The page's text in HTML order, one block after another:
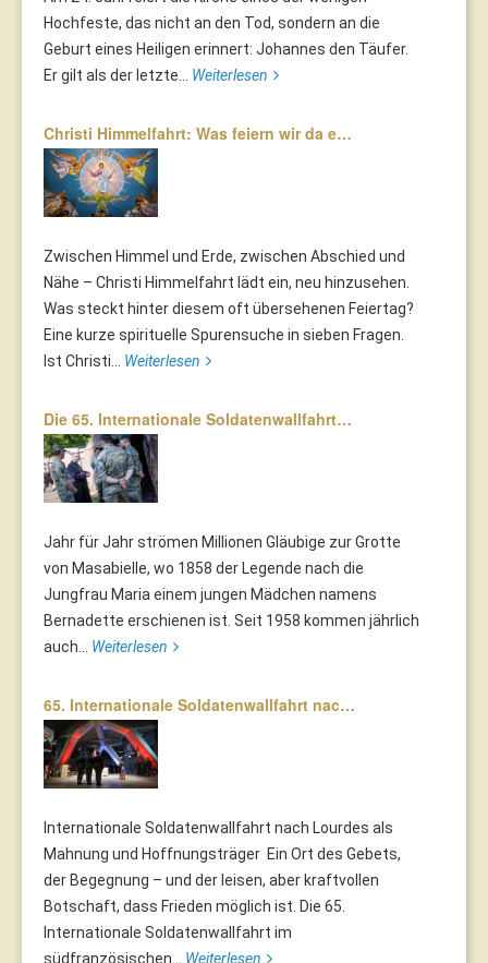
Hochfeste, das nicht an den Tod, sondern an die
Geburt eines Heiligen erinnert: Johannes den Täufer.
Er gilt als der letzte... Weiterlesen
Christi Himmelfahrt: Was feiern wir da e…
Zwischen Himmel und Erde, zwischen Abschied und
Nähe – Christi Himmelfahrt lädt ein, neu hinzusehen.
Was steckt hinter diesem oft übersehenen Feiertag?
Eine kurze spirituelle Spurensuche in sieben Fragen.
Ist Christi... Weiterlesen
Die 65. Internationale Soldatenwallfahrt…
Jahr für Jahr strömen Millionen Gläubige zur Grotte
von Masabielle, wo 1858 der Legende nach die
Jungfrau Maria einem jungen Mädchen namens
Bernadette erschienen ist. Seit 1958 kommen jährlich
auch... Weiterlesen
65. Internationale Soldatenwallfahrt nac…
Internationale Soldatenwallfahrt nach Lourdes als
Mahnung und Hoffnungsträger Ein Ort des Gebets,
der Begegnung – und der leisen, aber kraftvollen
Botschaft, dass Frieden möglich ist. Die 65.
Internationale Soldatenwallfahrt im
südfranzösischen... Weiterlesen